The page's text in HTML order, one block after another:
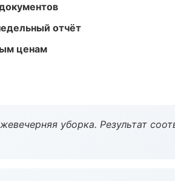
отчёт
ценам
уборка. Результат